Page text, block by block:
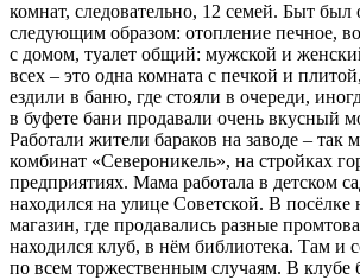
комнат, следовательно, 12 семей. Быт был
следующим образом: отопление печное,
с домом, туалет общий: мужской и
всех – это одна комната с печкой и
ездили в баню, где стояли в очереди,
в буфете бани продавали очень вкусный
Работали жители бараков на заводе – так
комбинат «Североникель», на стройках
предприятиях. Мама работала в детском
находился на улице Советской. В посёлке
магазин, где продавались разные
находился клуб, в нём библиотека. Там и
по всем торжественным случаям. В клубе